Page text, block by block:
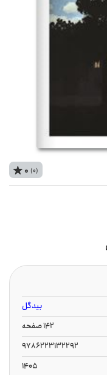
0 (0)
بیدگل
142 صفحه
9786223132292
1405